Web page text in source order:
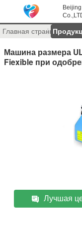
Главная страница
Машина размера
Fiexible при
Лучшая